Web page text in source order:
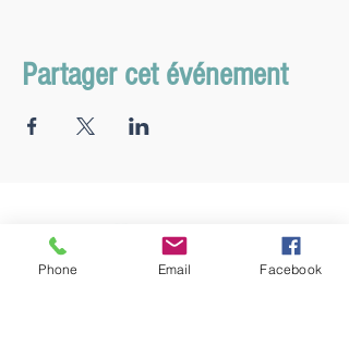
Partager cet événement
Phone Email Facebook